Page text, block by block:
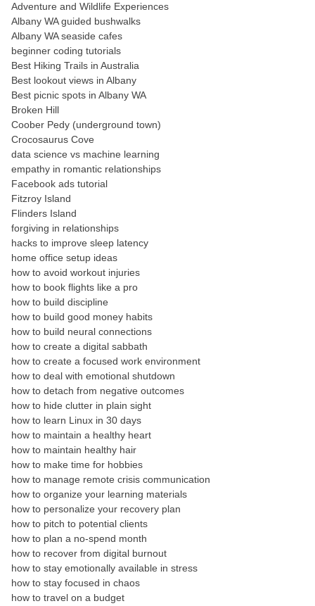
Adventure and Wildlife Experiences
Albany WA guided bushwalks
Albany WA seaside cafes
beginner coding tutorials
Best Hiking Trails in Australia
Best lookout views in Albany
Best picnic spots in Albany WA
Broken Hill
Coober Pedy (underground town)
Crocosaurus Cove
data science vs machine learning
empathy in romantic relationships
Facebook ads tutorial
Fitzroy Island
Flinders Island
forgiving in relationships
hacks to improve sleep latency
home office setup ideas
how to avoid workout injuries
how to book flights like a pro
how to build discipline
how to build good money habits
how to build neural connections
how to create a digital sabbath
how to create a focused work environment
how to deal with emotional shutdown
how to detach from negative outcomes
how to hide clutter in plain sight
how to learn Linux in 30 days
how to maintain a healthy heart
how to maintain healthy hair
how to make time for hobbies
how to manage remote crisis communication
how to organize your learning materials
how to personalize your recovery plan
how to pitch to potential clients
how to plan a no-spend month
how to recover from digital burnout
how to stay emotionally available in stress
how to stay focused in chaos
how to travel on a budget